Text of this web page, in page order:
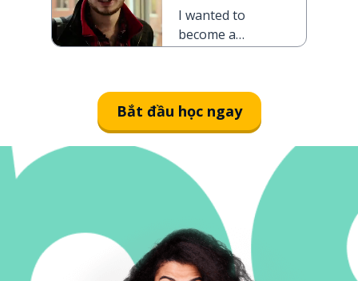
tôi
I wanted to
become a
Bắt đầu học ngay